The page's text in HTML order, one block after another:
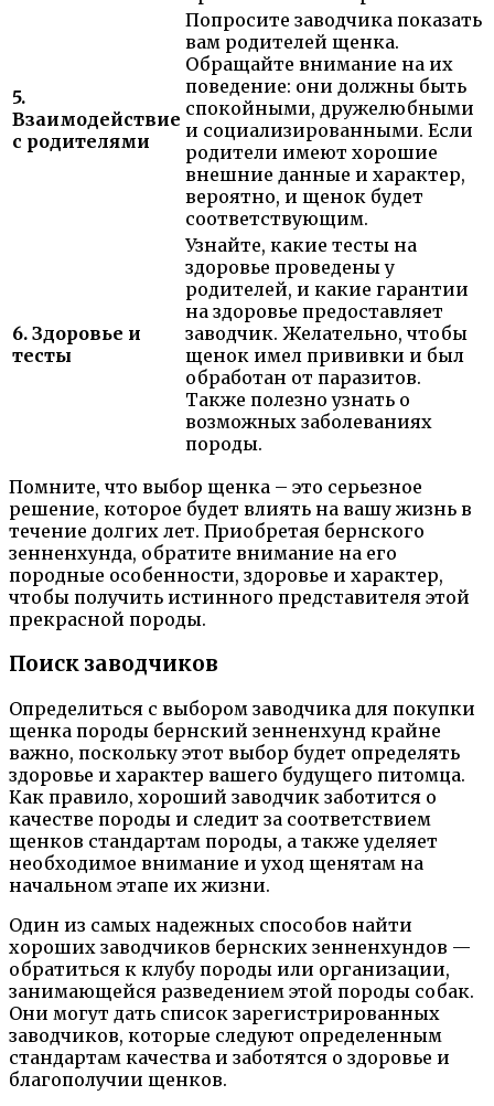
5.
Взаимодействие
с родителями
Попросите заводчика показать
вам родителей щенка.
Обращайте внимание на их
поведение: они должны быть
спокойными, дружелюбными
и социализированными. Если
родители имеют хорошие
внешние данные и характер,
вероятно, и щенок будет
соответствующим.
6. Здоровье и
тесты
Узнайте, какие тесты на
здоровье проведены у
родителей, и какие гарантии
на здоровье предоставляет
заводчик. Желательно, чтобы
щенок имел прививки и был
обработан от паразитов.
Также полезно узнать о
возможных заболеваниях
породы.
Помните, что выбор щенка – это серьезное
решение, которое будет влиять на вашу жизнь в
течение долгих лет. Приобретая бернского
зенненхунда, обратите внимание на его
породные особенности, здоровье и характер,
чтобы получить истинного представителя этой
прекрасной породы.
Поиск заводчиков
Определиться с выбором заводчика для покупки
щенка породы бернский зенненхунд крайне
важно, поскольку этот выбор будет определять
здоровье и характер вашего будущего питомца.
Как правило, хороший заводчик заботится о
качестве породы и следит за соответствием
щенков стандартам породы, а также уделяет
необходимое внимание и уход щенятам на
начальном этапе их жизни.
Один из самых надежных способов найти
хороших заводчиков бернских зенненхундов —
обратиться к клубу породы или организации,
занимающейся разведением этой породы собак.
Они могут дать список зарегистрированных
заводчиков, которые следуют определенным
стандартам качества и заботятся о здоровье и
благополучии щенков.